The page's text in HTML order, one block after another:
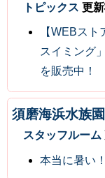
トピックス 更
【WEBス
スイミング
を販売中！
須磨海浜水族園
スタッフルーム
本当に暑い！